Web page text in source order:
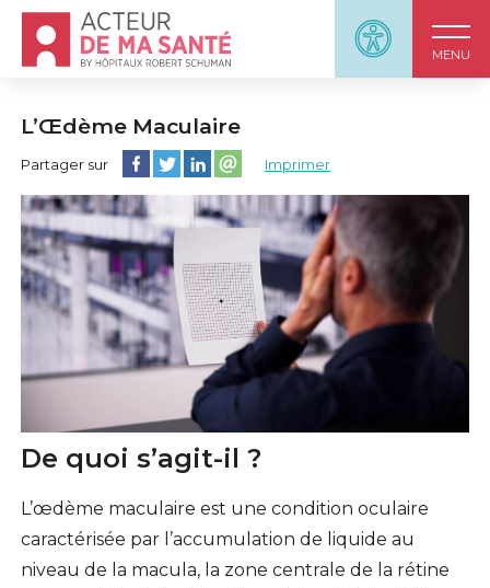
Panneau
MENU
Accueil - Acteur de ma santé, by HôpitauxRobert
L’Œdème Maculaire
Partager sur Partager cette page sur Facebook
Partager cette page sur Twitter
Partager cette page sur LinkedIn
Partager cette page sur email
Imprimer
De quoi s’agit-il ?
L’œdème maculaire est une condition oculaire
caractérisée par l’accumulation de liquide au
niveau de la macula, la zone centrale de la rétine